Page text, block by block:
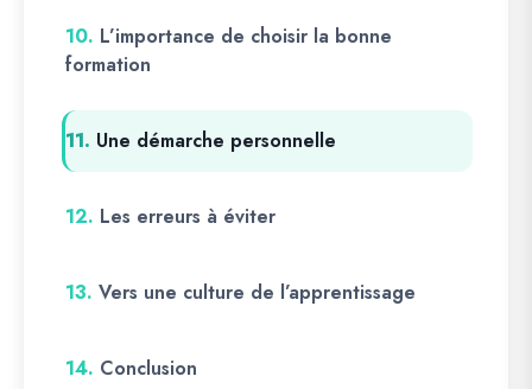
10. L’importance de choisir la bonne
formation
11. Une démarche personnelle
12. Les erreurs à éviter
13. Vers une culture de l’apprentissage
14. Conclusion